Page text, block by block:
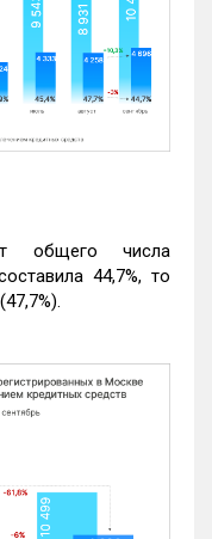
общего числа
44,7%, то